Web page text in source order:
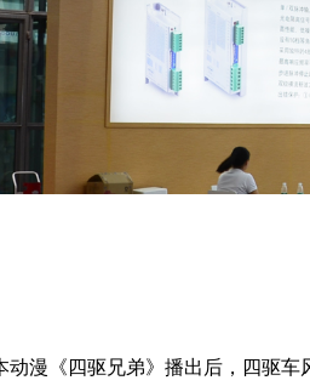
《四驱兄弟》播出后，四驱车